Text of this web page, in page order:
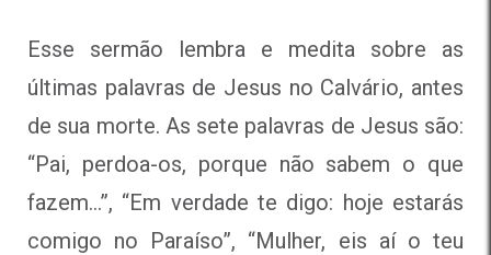
Esse sermão lembra e medita sobre as
últimas palavras de Jesus no Calvário, antes
de sua morte. As sete palavras de Jesus são:
“Pai, perdoa-os, porque não sabem o que
fazem…”, “Em verdade te digo: hoje estarás
comigo no Paraíso”, “Mulher, eis aí o teu